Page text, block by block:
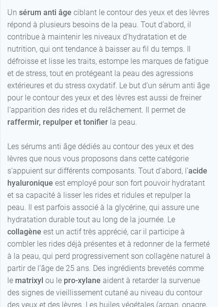
Un sérum anti âge ciblant le contour des yeux et des lèvres
répond à plusieurs besoins de la peau. Tout d’abord, il
contribue à maintenir les niveaux d’hydratation et de
nutrition, qui ont tendance à baisser au fil du temps. Il
défroisse et lisse les traits, estompe les marques de fatigue
et de stress, tout en protégeant la peau des agressions
extérieures et du stress oxydatif. Le but d’un sérum anti âge
pour le contour des yeux et des lèvres est aussi de freiner
l’apparition des rides et du relâchement. Il permet de
raffermir, repulper et tonifier la peau.
Les sérums anti âge dédiés au contour des yeux et des
lèvres que nous vous proposons dans cette catégorie
s’appuient sur différents composants. Tout d’abord, l’acide
hyaluronique est employé pour son fort pouvoir hydratant
et sa capacité à lisser les rides et ridules et repulper la
peau. Il est parfois associé à la glycérine, qui assure une
hydratation durable tout au long de la journée. Le
collagène est un actif très apprécié, car il participe à
combler les rides déjà présentes et à redonner de la fermeté
à la peau, qui perd progressivement son collagène naturel à
partir de l’âge de 25 ans. Des ingrédients brevetés comme
le matrixyl ou le pro-xylane aident à retarder la survenue
des signes de vieillissement cutané au niveau du contour
des yeux et des lèvres. Les huiles végétales (argan, onagre,